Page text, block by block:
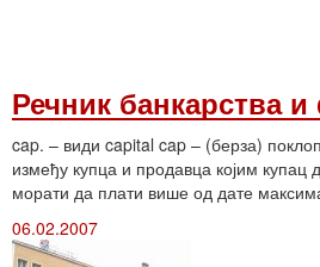
Речник банкарства
cap. – види capital cap – (берза)
између купца и продавца којим купац
морати да плати више од дате
06.02.2007